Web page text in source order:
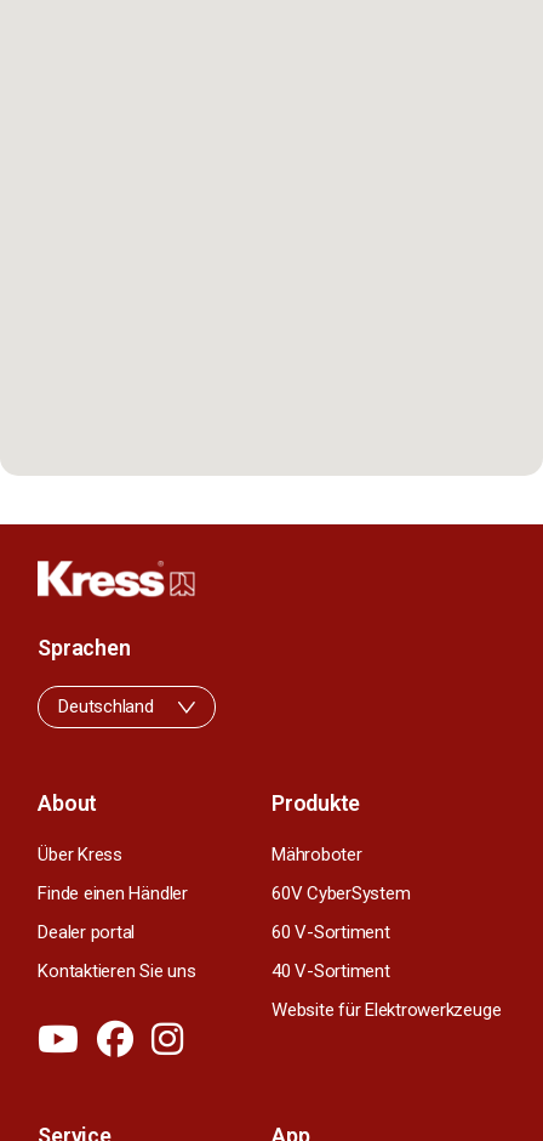
About
Über Kress
Finde einen Händler
Dealer portal
Kontaktieren Sie uns
Produkte
Mähroboter
60V CyberSystem
60 V-Sortiment
40 V-Sortiment
Website für Elektrowerkzeuge
Service App
Sprachen
Deutschland